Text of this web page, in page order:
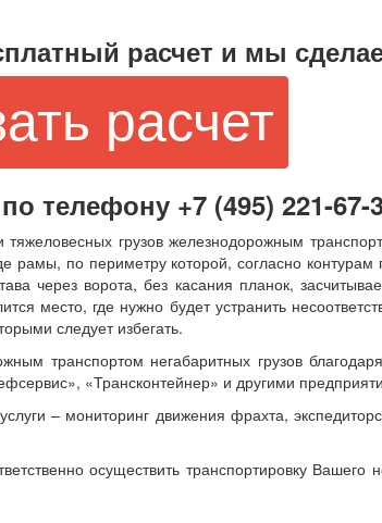
расчет и мы
расчет
телефону +7 (495) 221-67-
грузов железнодорожным
рамы, по периметру которой, согласно
через ворота, без касания планок,
место, где нужно будет устранить
следует избегать.
транспортом негабаритных грузов
«Трансконтейнер» и другими
– мониторинг движения фрахта,
осуществить транспортировку